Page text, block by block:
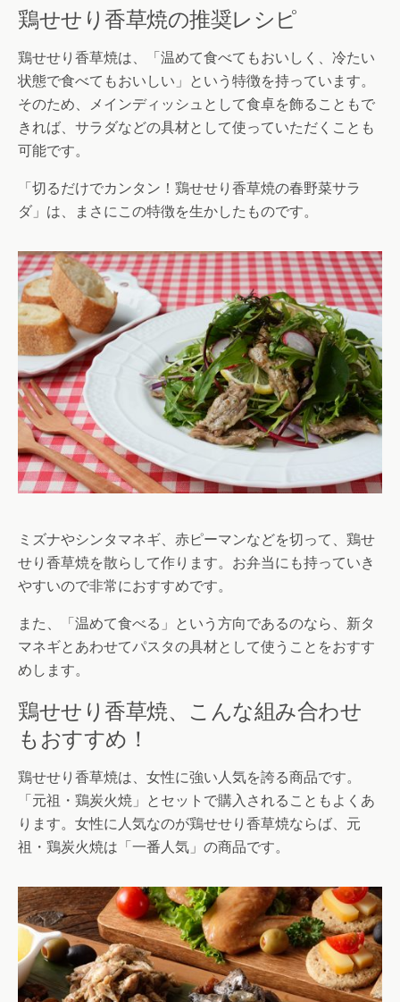
鶏せせり香草焼の推奨レシピ
鶏せせり香草焼は、「温めて食べてもおいしく、冷たい
状態で食べてもおいしい」という特徴を持っています。
そのため、メインディッシュとして食卓を飾ることもで
きれば、サラダなどの具材として使っていただくことも
可能です。
「切るだけでカンタン！鶏せせり香草焼の春野菜サラ
ダ」は、まさにこの特徴を生かしたものです。
ミズナやシンタマネギ、赤ピーマンなどを切って、鶏せ
せり香草焼を散らして作ります。お弁当にも持っていき
やすいので非常におすすめです。
また、「温めて食べる」という方向であるのなら、新タ
マネギとあわせてパスタの具材として使うことをおすす
めします。
鶏せせり香草焼、こんな組み合わせ
もおすすめ！
鶏せせり香草焼は、女性に強い人気を誇る商品です。
「元祖・鶏炭火焼」とセットで購入されることもよくあ
ります。女性に人気なのが鶏せせり香草焼ならば、元
祖・鶏炭火焼は「一番人気」の商品です。